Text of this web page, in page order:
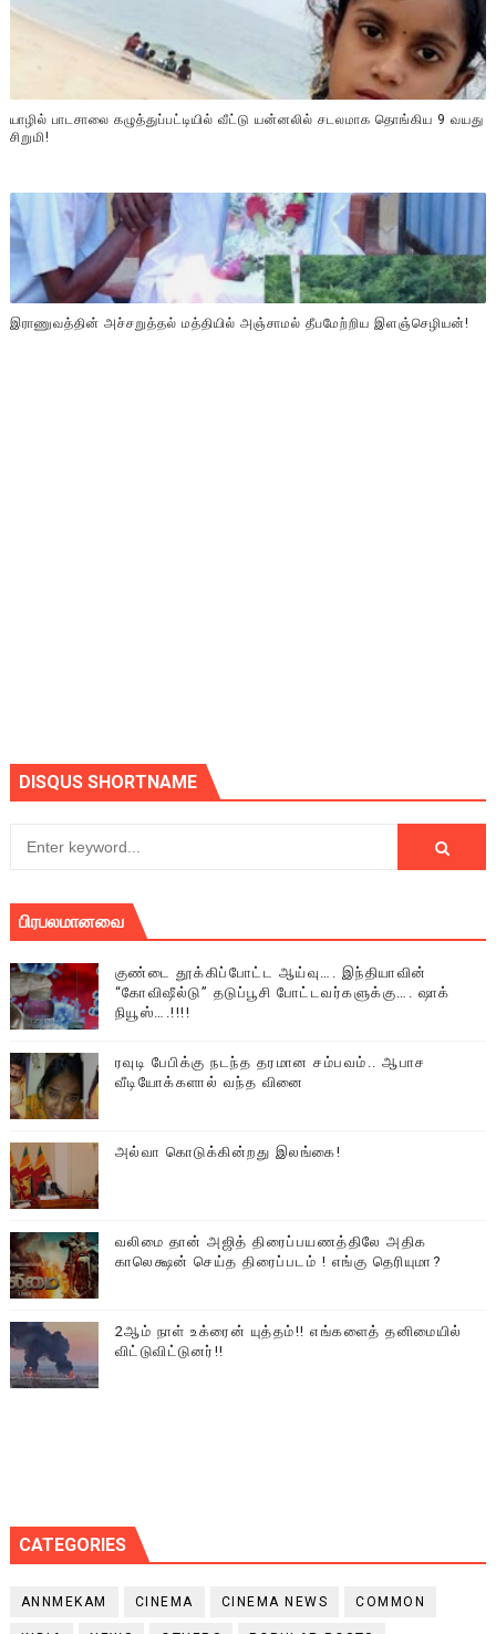
யாழில் பாடசாலை கழுத்துப்பட்டியில் வீட்டு யன்னலில் சடலமாக தொங்கிய 9 வயது
சிறுமி!
இராணுவத்தின் அச்சறுத்தல் மத்தியில் அஞ்சாமல் தீபமேற்றிய இளஞ்செழியன்!
DISQUS SHORTNAME
பிரபலமானவை
குண்டை தூக்கிப்போட்ட ஆய்வு…. இந்தியாவின்
“கோவிஷீல்டு” தடுப்பூசி போட்டவர்களுக்கு…. ஷாக்
நியூஸ்….!!!!
ரவுடி பேபிக்கு நடந்த தரமான சம்பவம்.. ஆபாச
வீடியோக்களால் வந்த வினை
அல்வா கொடுக்கின்றது இலங்கை!
வலிமை தான் அஜித் திரைப்பயணத்திலே அதிக
காலெக்ஷன் செய்த திரைப்படம் ! எங்கு தெரியுமா?
2ஆம் நாள் உக்ரைன் யுத்தம்!! எங்களைத் தனிமையில்
விட்டுவிட்டுனர்!!
CATEGORIES
ANNMEKAM CINEMA CINEMA NEWS COMMON